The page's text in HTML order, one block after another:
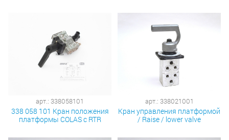
арт.: 338058101
338 058 101 Кран положения
платформы COLAS с RTR
арт.: 338021001
Кран управления платформой
/ Raise / lower valve